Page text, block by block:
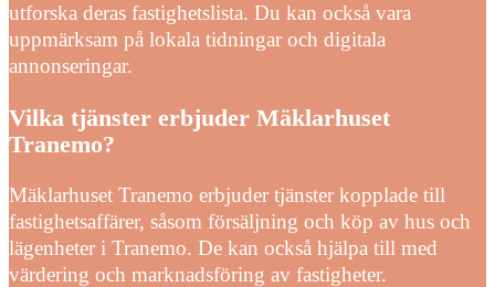
utforska deras fastighetslista. Du kan också vara
uppmärksam på lokala tidningar och digitala
annonseringar.
Vilka tjänster erbjuder Mäklarhuset
Tranemo?
Mäklarhuset Tranemo erbjuder tjänster kopplade till
fastighetsaffärer, såsom försäljning och köp av hus och
lägenheter i Tranemo. De kan också hjälpa till med
värdering och marknadsföring av fastigheter.